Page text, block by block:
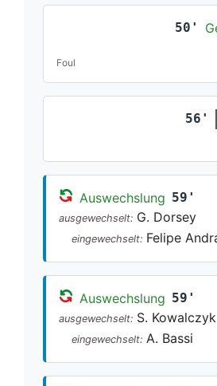
50'
Foul
56'
Auswechslung 59'
ausgewechselt: G. Dorsey
eingewechselt: Felipe
Auswechslung 59'
ausgewechselt: S. Kowalczyk
eingewechselt: A. Bassi